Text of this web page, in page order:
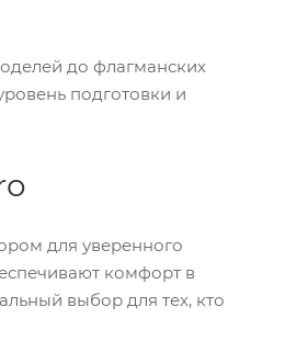
до флагманских
подготовки и
для уверенного
комфорт в
выбор для тех, кто